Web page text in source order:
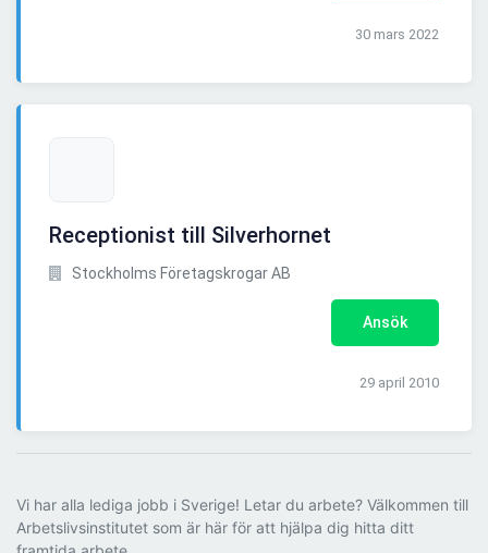
30 mars 2022
Receptionist till Silverhornet
Stockholms Företagskrogar AB
Ansök
29 april 2010
Vi har alla lediga jobb i Sverige! Letar du arbete? Välkommen till
Arbetslivsinstitutet som är här för att hjälpa dig hitta ditt